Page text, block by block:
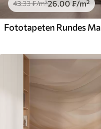
43.33₣/m²26.00 ₣/m²